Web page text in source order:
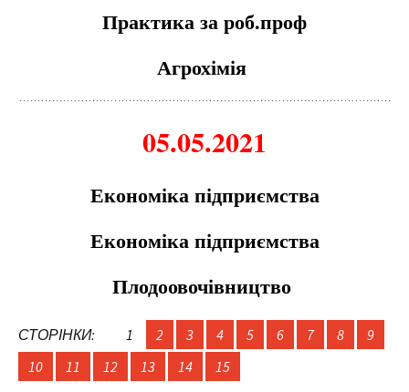
Практика за роб.проф
Агрохімія
05.05.2021
Економіка підприємства
Економіка підприємства
Плодоовочівництво
СТОРІНКИ: 1 2 3 4 5 6 7 8
9
10
11 12 13 14 15